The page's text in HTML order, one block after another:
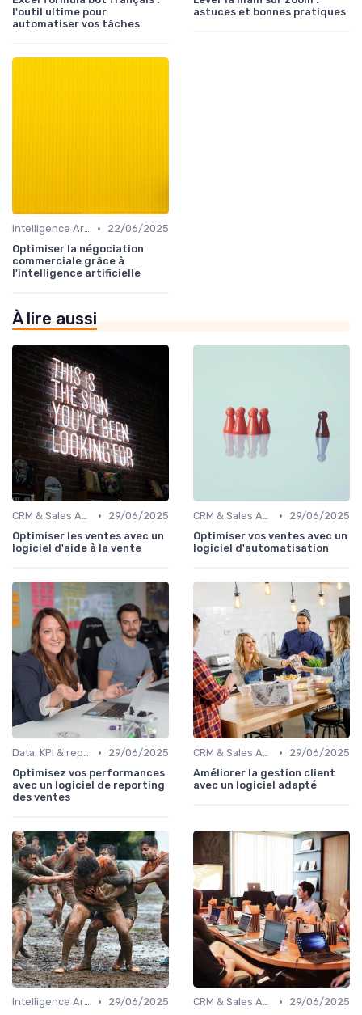
l'outil ultime pour
automatiser vos tâches
astuces et bonnes pratiques
Intelligence Artificielle pour les ventes •
22/06/2025
Optimiser la négociation
commerciale grâce à
l'intelligence artificielle
À lire aussi
CRM & Sales Automation •
29/06/2025
Optimiser les ventes avec un
logiciel d'aide à la vente
CRM & Sales Automation •
29/06/2025
Optimiser vos ventes avec un
logiciel d'automatisation
Data, KPI & reporting commercial •
29/06/2025
Optimisez vos performances
avec un logiciel de reporting
des ventes
CRM & Sales Automation •
29/06/2025
Améliorer la gestion client
avec un logiciel adapté
Intelligence Artificielle pour les ventes •
29/06/2025
CRM & Sales Automation •
29/06/2025